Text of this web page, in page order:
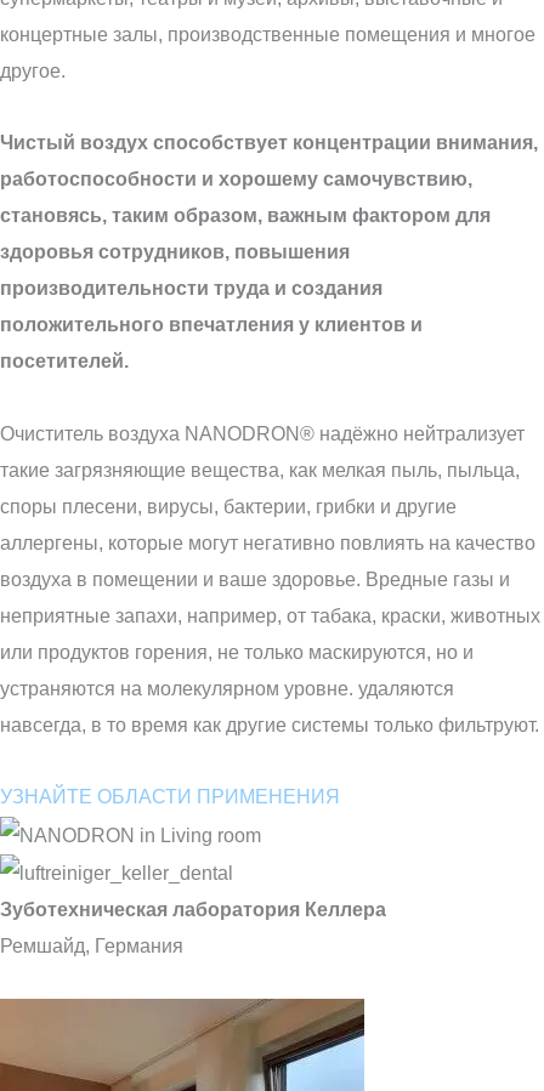
концертные залы, производственные помещения и многое
другое.
Чистый воздух способствует концентрации внимания,
работоспособности и хорошему самочувствию,
становясь, таким образом, важным фактором для
здоровья сотрудников, повышения
производительности труда и создания
положительного впечатления у клиентов и
посетителей.
Очиститель воздуха NANODRON® надёжно нейтрализует
такие загрязняющие вещества, как мелкая пыль, пыльца,
споры плесени, вирусы, бактерии, грибки и другие
аллергены, которые могут негативно повлиять на качество
воздуха в помещении и ваше здоровье. Вредные газы и
неприятные запахи, например, от табака, краски, животных
или продуктов горения, не только маскируются, но и
устраняются на молекулярном уровне. удаляются
навсегда, в то время как другие системы только фильтруют.
УЗНАЙТЕ ОБЛАСТИ ПРИМЕНЕНИЯ
Зуботехническая лаборатория Келлера
Ремшайд, Германия